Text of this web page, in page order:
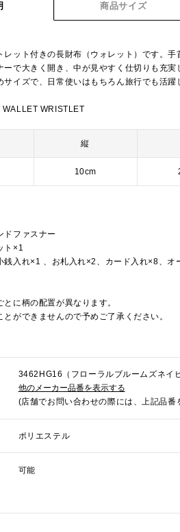
商品サイズ
レット付きの長財布（ウォレット）です。
ーで大きく開き、中が見やすく仕切りも充
サイズで、日常使いはもちろん旅行でも活躍
WALLET WRISTLET
縦
10cm
ドファスナー
ト×1
銭入れ×1 、お札入れ×2、カード入れ×8、オ
とに柄の配置が異なります。
とができませんので予めご了承ください。
3462HG16（フローラルブルームズネイ
他のメーカー品番を表示する
(店舗でお問い合わせの際には、上記品番
ポリエステル
可能